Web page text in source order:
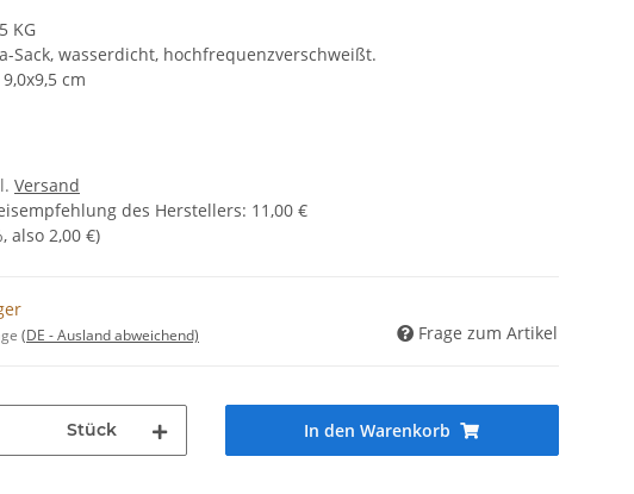
KG
Sack, wasserdicht, hochfrequenzverschweißt.
cm
Versand
des Herstellers: 11,00 €
, also 2,00 €)
(DE - Ausland abweichend) Frage zum Artikel
Stück In den Warenkorb